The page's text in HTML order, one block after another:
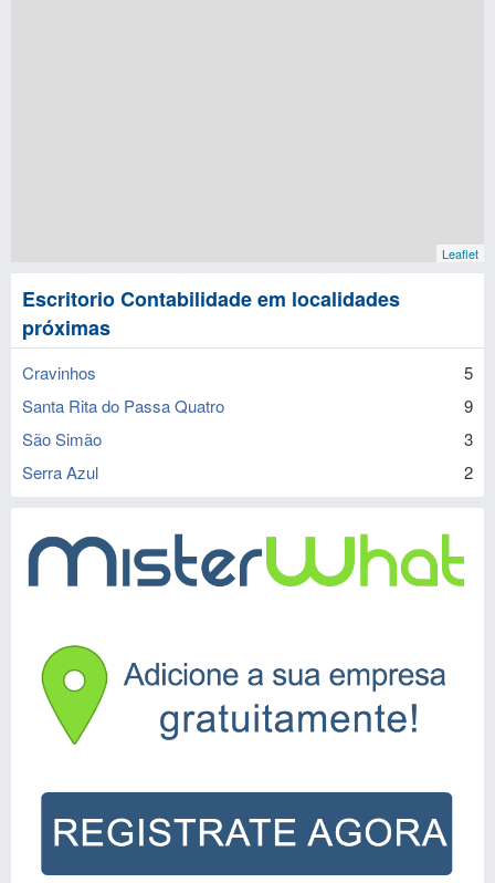
Leaflet
Escritorio Contabilidade em localidades
próximas
Cravinhos
5
Santa Rita do Passa Quatro
9
São Simão
3
Serra Azul
2